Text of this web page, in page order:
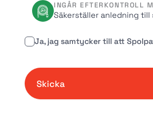
INGÅR EFTERKONTROLL
Säkerställer anledning
Ja, jag samtycker till att
Skicka